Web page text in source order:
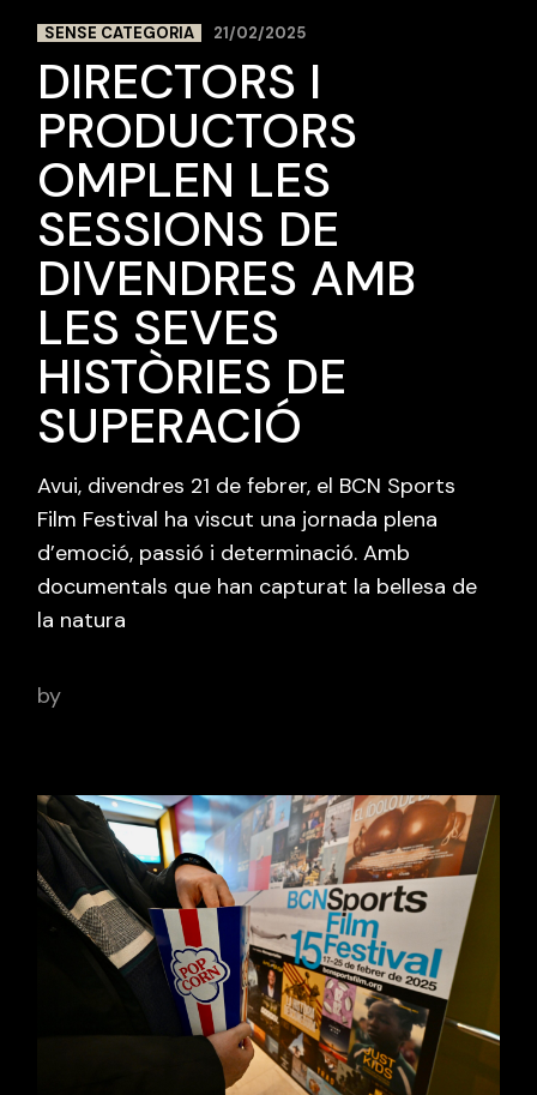
SENSE CATEGORIA 21/02/2025
DIRECTORS I
PRODUCTORS
OMPLEN LES
SESSIONS DE
DIVENDRES AMB
LES SEVES
HISTÒRIES DE
SUPERACIÓ
Avui, divendres 21 de febrer, el BCN Sports
Film Festival ha viscut una jornada plena
d’emoció, passió i determinació. Amb
documentals que han capturat la bellesa de
la natura
by